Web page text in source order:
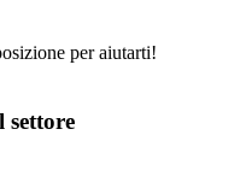
per aiutarti!
settore